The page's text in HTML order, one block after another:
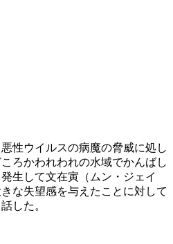
性ウイルスの病魔の脅威に処し
ろかわれわれの水域でかんばし
生して文在寅（ムン・ジェイ
な失望感を与えたことに対して
した。